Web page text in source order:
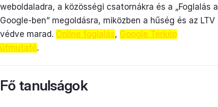
weboldaladra, a közösségi csatornákra és a „Foglalás a
Google-ben” megoldásra, miközben a hűség és az LTV
védve marad. Online foglalás, Google Térkép
útmutató.
Fő tanulságok